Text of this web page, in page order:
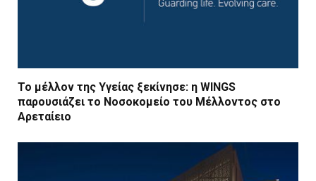
Το μέλλον της Υγείας ξεκίνησε: η WINGS
παρουσιάζει το Νοσοκομείο του Μέλλοντος στο
Αρεταίειο